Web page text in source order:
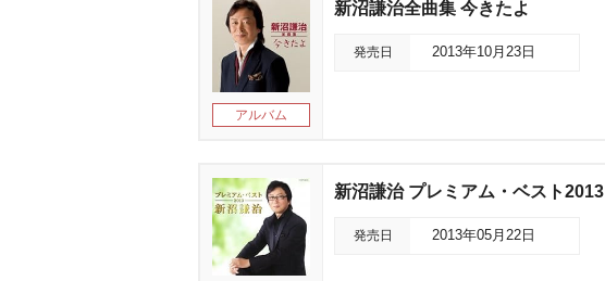
アルバム
新沼謙治全曲集 今きたよ
発売日 2013年10月23日
新沼謙治 プレミアム・ベスト2013
発売日 2013年05月22日